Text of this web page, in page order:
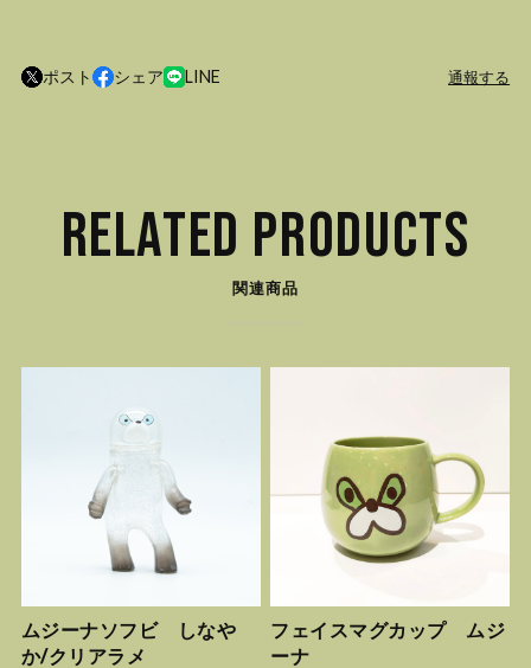
ポスト シェア LINE 通報する
RELATED PRODUCTS
関連商品
ムジーナソフビ しなや
か/クリアラメ
フェイスマグカップ ムジ
ーナ